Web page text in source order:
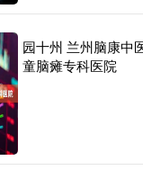
园十州 兰州脑康中
童脑瘫专科医院